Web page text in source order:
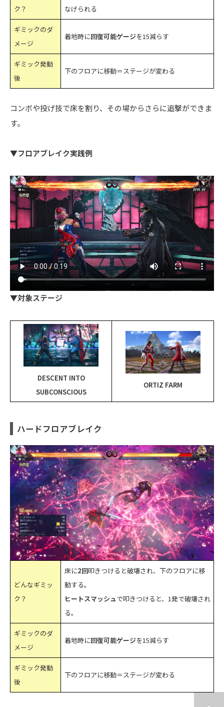
ク？
なげられる
ギミックのダ
メージ
着地時に回復可能ゲージを15減らす
ギミック発動
後
下のフロアに移動＝ステージが変わる
コンボや投げ技で床を割り、その場からさらに追撃ができま
す。
▼フロアブレイク実践例
▼対象ステージ
DESCENT INTO
SUBCONSCIOUS
ORTIZ FARM
ハードフロアブレイク
どんなギミッ
ク？
床に2回叩きつけると破壊され、下のフロアに移
動する。
ヒートスマッシュで叩きつけると、1発で破壊され
る。
ギミックのダ
メージ
着地時に回復可能ゲージを15減らす
ギミック発動
後
下のフロアに移動＝ステージが変わる